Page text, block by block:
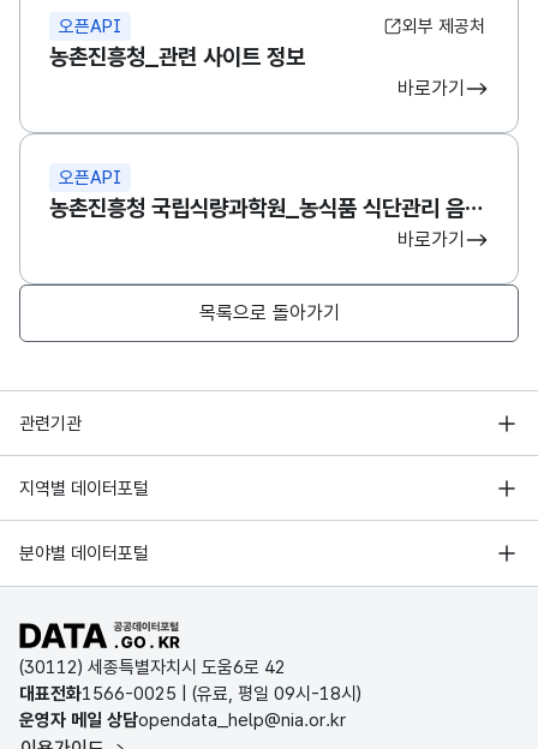
오픈API 외부 제공처
농촌진흥청_관련 사이트 정보
바로가기
오픈API
농촌진흥청 국립식량과학원_농식품 식단관리 음식정보 제공
바로가기
목록으로 돌아가기
관련기관
행정안전부
한국지능정보사회진흥원
국가정보자원관리원
지역별 데이터포털
서울 열린데이터광장
경기데이터드림
D-데이터허브
인천데이터포털
울산광역시 데이터포털
분야별 데이터포털
기상자료개방포털
국토교통부 공간정보오픈플랫폼
환경부 환경데이터포털
문화데이터광장
농림축산식품 공공데이터포털
공공데이터포털 바로가기
(30112) 세종특별자치시 도움6로 42
대표전화1566-0025 | (유료, 평일 09시-18시)
운영자 메일 상담opendata_help@nia.or.kr